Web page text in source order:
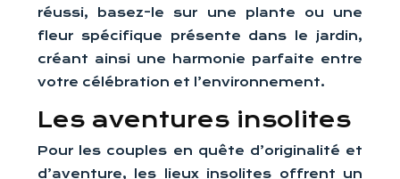
réussi, basez-le sur une plante ou une
fleur spécifique présente dans le jardin,
créant ainsi une harmonie parfaite entre
votre célébration et l’environnement.
Les aventures insolites
Pour les couples en quête d’originalité et
d’aventure, les lieux insolites offrent un